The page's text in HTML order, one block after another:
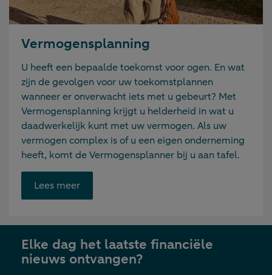
Vermogensplanning
U heeft een bepaalde toekomst voor ogen. En wat
zijn de gevolgen voor uw toekomstplannen
wanneer er onverwacht iets met u gebeurt? Met
Vermogensplanning krijgt u helderheid in wat u
daadwerkelijk kunt met uw vermogen. Als uw
vermogen complex is of u een eigen onderneming
heeft, komt de Vermogensplanner bij u aan tafel.
Lees meerOpent
link
nieuwe
tab
Elke dag het laatste financiële
nieuws ontvangen?